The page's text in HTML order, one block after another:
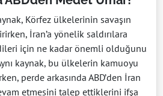
Körfez ülkelerinin savaşın
İran’a yönelik saldırılara
için ne kadar önemli olduğunu
kaynak, bu ülkelerin kamuoyu
perde arkasında ABD’den İran
etmesini talep ettiklerini ifşa